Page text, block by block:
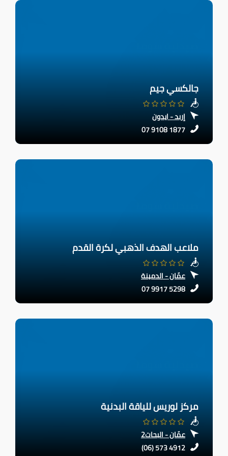
جالكسي جيم
إربد - ايدون
07 9108 1877
ملاعب الهدف الذهبي لكرة القدم
عمّان - الدمينة
07 9917 5298
مركز لوريس للياقة البدنية
عمّان - البحات2
(06) 573 4912